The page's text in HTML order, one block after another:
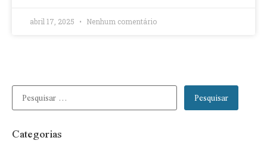
abril 17, 2025 Nenhum comentário
Categorias